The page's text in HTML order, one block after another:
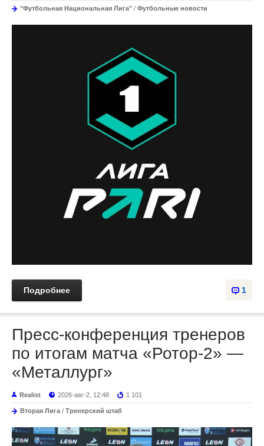
"Футбольная Национальная Лига" / Футбольные новости
1
Подробнее
Пресс-конференция тренеров
по итогам матча «Ротор-2» —
«Металлург»
Realist 2026-авг-2, 12:48 1 101
Вторая Лига / Тренерский штаб